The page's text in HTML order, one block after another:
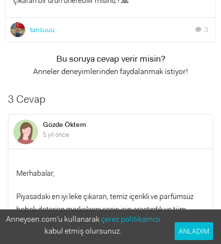
tansuuu chat 3
Bu soruya cevap verir misin?
Anneler deneyimlerinden faydalanmak istiyor!
3 Cevap
Gözde Öktem
5 yıl önce
Merhabalar,
Piyasadaki en iyi leke çıkaran, temiz içerikli ve parfümsüz
bebek deterjan markalarını senin için araştırdık ve tüm
özellikleriyle birlikte verdik, göz atmak istersen
En İyi Bebek
Deterjanı Hangisi?isimli makalemize bakabilirsin.
Anneysen.com'u kullanarakçerez politikamızı
kabul etmiş olursunuz.
ANLADIM